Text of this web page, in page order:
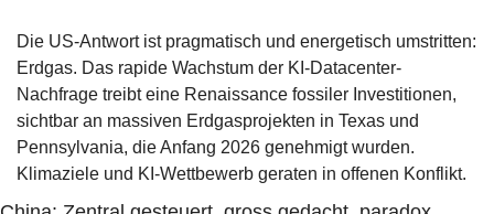
Die US-Antwort ist pragmatisch und energetisch umstritten:
Erdgas. Das rapide Wachstum der KI-Datacenter-
Nachfrage treibt eine Renaissance fossiler Investitionen,
sichtbar an massiven Erdgasprojekten in Texas und
Pennsylvania, die Anfang 2026 genehmigt wurden.
Klimaziele und KI-Wettbewerb geraten in offenen Konflikt.